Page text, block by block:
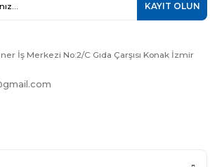
KAYIT OLUN
İş Merkezi No:2/C Gıda Çarşısı Konak İzmir